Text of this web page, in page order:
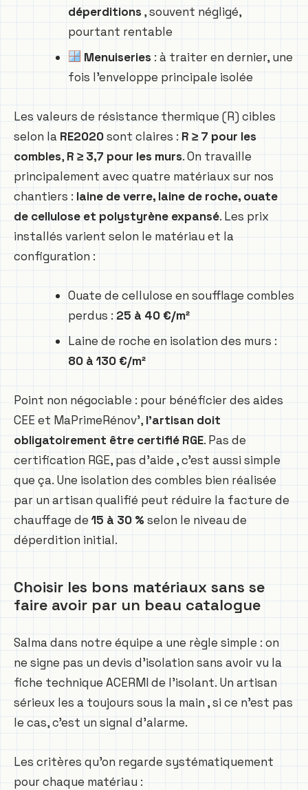
déperditions , souvent négligé,
pourtant rentable
Menuiseries : à traiter en dernier, une
fois l’enveloppe principale isolée
Les valeurs de résistance thermique (R) cibles
selon la RE2020sont claires : R ≥ 7 pour les
combles, R ≥ 3,7 pour les murs. On travaille
principalement avec quatre matériaux sur nos
chantiers : laine de verre, laine de roche, ouate
de cellulose et polystyrène expansé. Les prix
installés varient selon le matériau et la
configuration :
Ouate de cellulose en soufflage combles
perdus : 25 à 40 €/m²
Laine de roche en isolation des murs :
80 à 130 €/m²
Point non négociable : pour bénéficier des aides
CEE et MaPrimeRénov’, l’artisan doit
obligatoirement être certifié RGE. Pas de
certification RGE, pas d’aide , c’est aussi simple
que ça. Une isolation des combles bien réalisée
par un artisan qualifié peut réduire la facture de
chauffage de 15 à 30 % selon le niveau de
déperdition initial.
Choisir les bons matériaux sans se
faire avoir par un beau catalogue
Salma dans notre équipe a une règle simple : on
ne signe pas un devis d’isolation sans avoir vu la
fiche technique ACERMI de l’isolant. Un artisan
sérieux les a toujours sous la main , si ce n’est pas
le cas, c’est un signal d’alarme.
Les critères qu’on regarde systématiquement
pour chaque matériau :